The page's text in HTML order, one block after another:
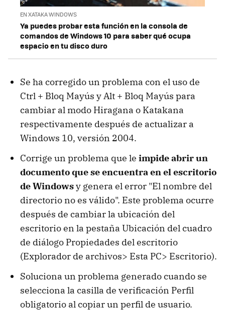
EN XATAKA WINDOWS
Ya puedes probar esta función en la consola de
comandos de Windows 10 para saber qué ocupa
espacio en tu disco duro
Se ha corregido un problema con el uso de
Ctrl + Bloq Mayús y Alt + Bloq Mayús para
cambiar al modo Hiragana o Katakana
respectivamente después de actualizar a
Windows 10, versión 2004.
Corrige un problema que le impide abrir un
documento que se encuentra en el escritorio
de Windowsy genera el error "El nombre del
directorio no es válido". Este problema ocurre
después de cambiar la ubicación del
escritorio en la pestaña Ubicación del cuadro
de diálogo Propiedades del escritorio
(Explorador de archivos> Esta PC> Escritorio).
Soluciona un problema generado cuando se
selecciona la casilla de verificación Perfil
obligatorio al copiar un perfil de usuario.